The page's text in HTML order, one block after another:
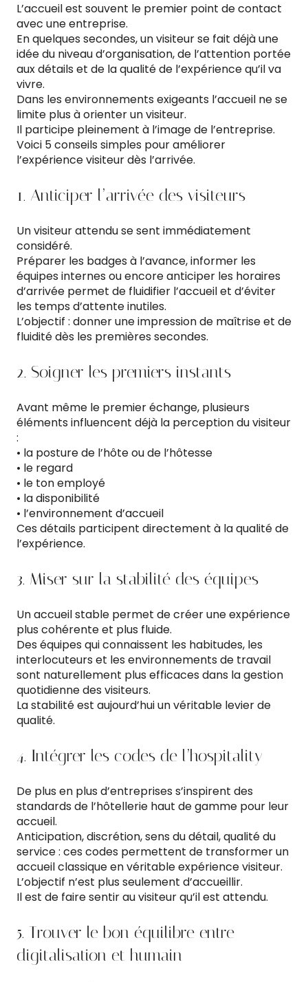
L’accueil est souvent le premier point de contact
avec une entreprise.
En quelques secondes, un visiteur se fait déjà une
idée du niveau d’organisation, de l’attention portée
aux détails et de la qualité de l’expérience qu’il va
vivre.
Dans les environnements exigeants l’accueil ne se
limite plus à orienter un visiteur.
Il participe pleinement à l’image de l’entreprise.
Voici 5 conseils simples pour améliorer
l’expérience visiteur dès l’arrivée.
1. Anticiper l’arrivée des visiteurs
Un visiteur attendu se sent immédiatement
considéré.
Préparer les badges à l’avance, informer les
équipes internes ou encore anticiper les horaires
d’arrivée permet de fluidifier l’accueil et d’éviter
les temps d’attente inutiles.
L’objectif : donner une impression de maîtrise et de
fluidité dès les premières secondes.
2. Soigner les premiers instants
Avant même le premier échange, plusieurs
éléments influencent déjà la perception du visiteur
:
• la posture de l’hôte ou de l’hôtesse
• le regard
• le ton employé
• la disponibilité
• l’environnement d’accueil
Ces détails participent directement à la qualité de
l’expérience.
3. Miser sur la stabilité des équipes
Un accueil stable permet de créer une expérience
plus cohérente et plus fluide.
Des équipes qui connaissent les habitudes, les
interlocuteurs et les environnements de travail
sont naturellement plus efficaces dans la gestion
quotidienne des visiteurs.
La stabilité est aujourd’hui un véritable levier de
qualité.
4. Intégrer les codes de l’hospitality
De plus en plus d’entreprises s’inspirent des
standards de l’hôtellerie haut de gamme pour leur
accueil.
Anticipation, discrétion, sens du détail, qualité du
service : ces codes permettent de transformer un
accueil classique en véritable expérience visiteur.
L’objectif n’est plus seulement d’accueillir.
Il est de faire sentir au visiteur qu’il est attendu.
5. Trouver le bon équilibre entre
digitalisation et humain